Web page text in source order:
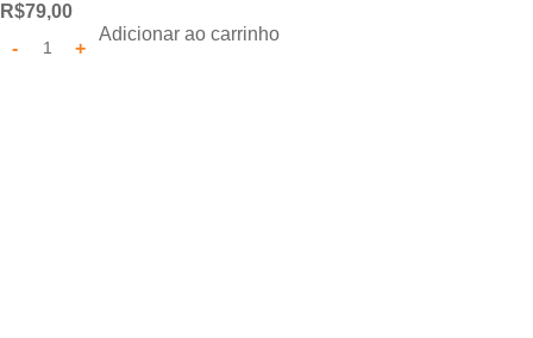
R$79,00
Adicionar ao carrinho